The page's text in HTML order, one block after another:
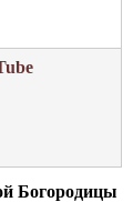
Богородицы